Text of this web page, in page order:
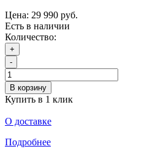
Цена: 29 990 руб.
Есть в наличии
Количество:
+
-
В корзину
Купить в 1 клик
О доставке
Подробнее